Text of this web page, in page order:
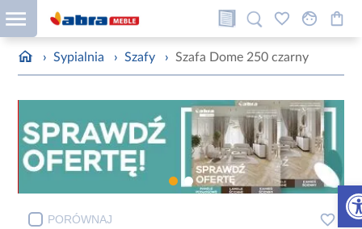
› Sypialnia › Szafy › Szafa Dome 250 czarny
PORÓWNAJ